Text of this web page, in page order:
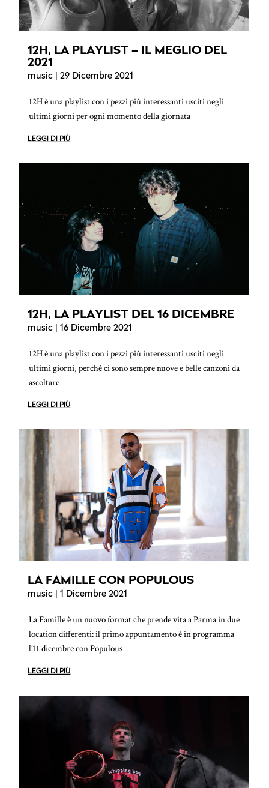
12H, LA PLAYLIST – IL MEGLIO DEL
2021
music | 29 Dicembre 2021
12H è una playlist con i pezzi più interessanti usciti negli
ultimi giorni per ogni momento della giornata
LEGGI DI PIÙ
12H, LA PLAYLIST DEL 16 DICEMBRE
music | 16 Dicembre 2021
12H è una playlist con i pezzi più interessanti usciti negli
ultimi giorni, perché ci sono sempre nuove e belle canzoni da
ascoltare
LEGGI DI PIÙ
LA FAMILLE CON POPULOUS
music | 1 Dicembre 2021
La Famille è un nuovo format che prende vita a Parma in due
location differenti: il primo appuntamento è in programma
l’11 dicembre con Populous
LEGGI DI PIÙ